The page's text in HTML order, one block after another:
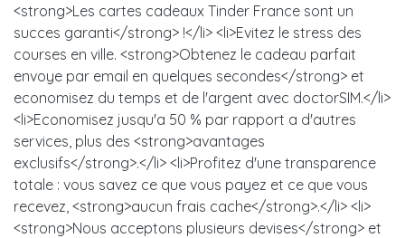
<strong>Les cartes cadeaux Tinder France sont un
succes garanti</strong> !</li> <li>Evitez le stress des
courses en ville. <strong>Obtenez le cadeau parfait
envoye par email en quelques secondes</strong> et
economisez du temps et de l'argent avec doctorSIM.</li>
<li>Economisez jusqu'a 50 % par rapport a d'autres
services, plus des <strong>avantages
exclusifs</strong>.</li> <li>Profitez d'une transparence
totale : vous savez ce que vous payez et ce que vous
recevez, <strong>aucun frais cache</strong>.</li> <li>
<strong>Nous acceptons plusieurs devises</strong> et